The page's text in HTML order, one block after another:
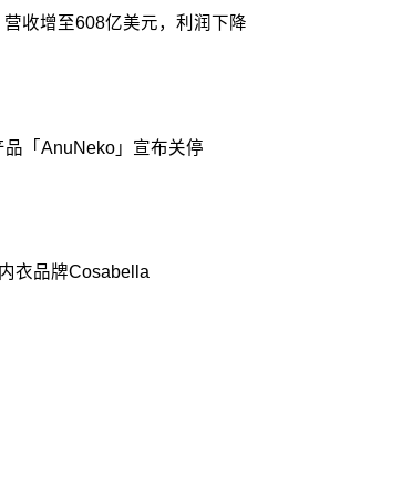
收增至608亿美元，利润下降
「AnuNeko」宣布关停
衣品牌Cosabella